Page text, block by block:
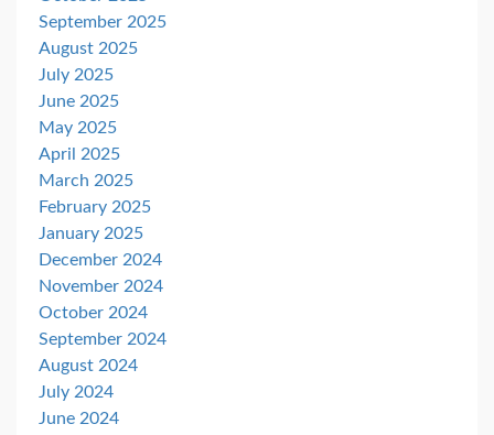
September 2025
August 2025
July 2025
June 2025
May 2025
April 2025
March 2025
February 2025
January 2025
December 2024
November 2024
October 2024
September 2024
August 2024
July 2024
June 2024